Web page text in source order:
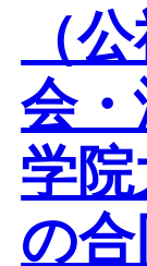
（
会
学
の